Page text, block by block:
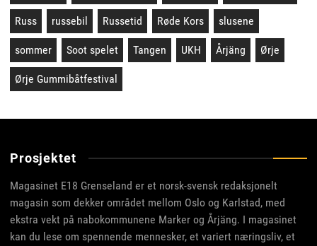
Russ russebil Russetid Røde Kors slusene
sommer Soot spelet Tangen UKH Årjäng Ørje
Ørje Gummibåtfestival
Prosjektet
Magasinet E18 Grenseland er et norsk-svensk redaksjonelt
magasin som dekker området mellom Oslo og Karlstad, med
ekstra vekt på nabokommunene Marker og Årjäng. I magasinet
kan du lese om spennende mennesker, et variert næringsliv, et